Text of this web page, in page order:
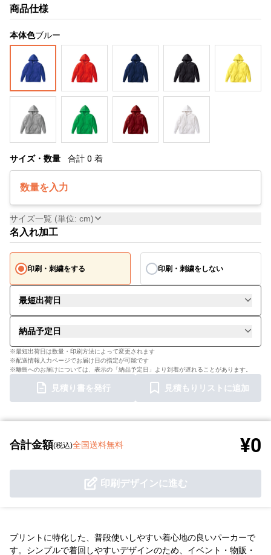
商品仕様
本体色ブルー
サイズ・数量 合計 0 着
数量を入力
サイズ一覧 (単位: cm)
名入れ加工
印刷・刺繍をする 印刷・刺繍をしない
最短出荷日
納品予定日
※最短出荷日は数量・印刷方法によって変更されます
※配送情報入力ページでお届け日の指定が可能です
※離島へのお届けについては、表示の「納品予定日」より到着が遅れることがあります。
見積り書を発行 見積もりリストに追加
合計金額(税込)全国送料無料 ¥0
印刷デザインに進む
プリントに特化した、普段使いしやすい着心地の良いパーカーで
す。シンプルで着回しやすいデザインのため、イベント・物販・